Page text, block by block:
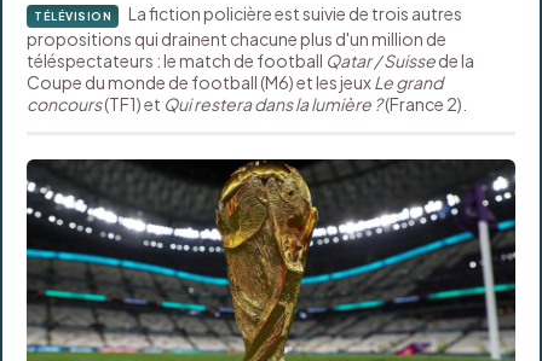
TÉLÉVISION
La fiction policière est suivie de trois autres
propositions qui drainent chacune plus d'un million de
téléspectateurs : le match de football Qatar / Suissede la
Coupe du monde de football (M6) et les jeuxLe grand
concours(TF1) et Qui restera dans la lumière ?(France 2).